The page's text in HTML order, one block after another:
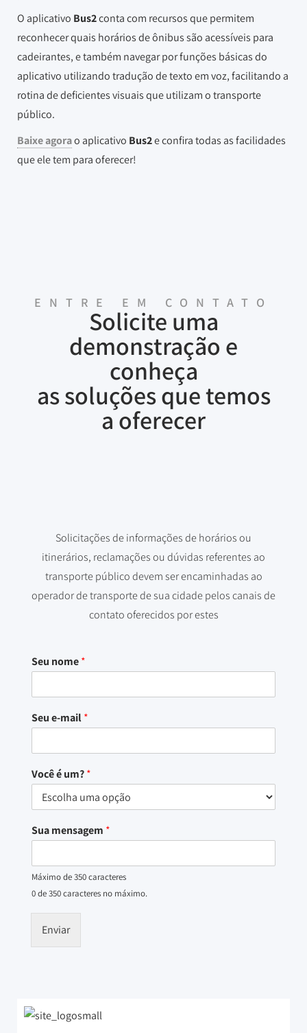
O aplicativo Bus2conta com recursos que permitem
reconhecer quais horários de ônibus são acessíveis para
cadeirantes, e também navegar por funções básicas do
aplicativo utilizando tradução de texto em voz, facilitando a
rotina de deficientes visuais que utilizam o transporte
público.
Baixe agorao aplicativo Bus2e confira todas as facilidades
que ele tem para oferecer!
ENTRE EM CONTATO
Solicite uma
demonstração e
conheça
as soluções que temos
a oferecer
Solicitações de informações de horários ou
itinerários, reclamações ou dúvidas referentes ao
transporte público devem ser encaminhadas ao
operador de transporte de sua cidade pelos canais de
contato oferecidos por estes
Seu nome*
Seu e-mail*
Você é um?*
Sua mensagem *
Máximo de 350 caracteres
0 de 350 caracteres no máximo.
Enviar